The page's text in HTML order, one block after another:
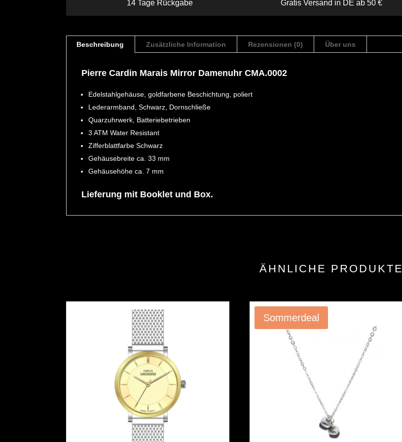
14 Tage Rückgabe Gratis Versand in DE ab 50 €
Beschreibung Zusätzliche Information Rezensionen (0) Über uns
Pierre Cardin Marais Mirror Damenuhr CMA.0002
Edelstahlgehäuse, goldfarbene Beschichtung, poliert
Lederarmband, Schwarz, Dornschließe
Quarzuhrwerk, Batteriebetrieben
3 ATM Water Resistant
Zifferblattfarbe Schwarz
Gehäusebreite ca. 33 mm
Gehäusehöhe ca. 7 mm
Lieferung mit Booklet und Box.
ÄHNLICHE PRODUKTE
Angebot!
Sommerdeal